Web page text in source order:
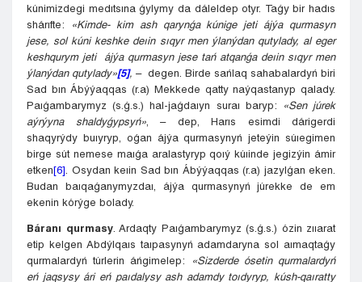
kúnimizdegi medıtsına ǵylymy da dáleldep otyr. Taǵy bir hadıs
shárıfte:
«Kimde- kim ash qarynǵa kúnige jeti ájýa qurmasyn
jese, sol kúni keshke deıin sıqyr men ýlanýdan qutylady, al eger
keshqurym jeti ájýa qurmasyn jese tań atqanǵa deıin sıqyr men
ýlanýdan qutylady»[5], – degen. Birde sańlaq sahabalardyń biri
Sad bın Ábýýaqqas (r.a) Mekkede qatty naýqastanyp qalady.
Paıǵambarymyz (s.ǵ.s.) hal-jaǵdaıyn suraı baryp:
«Sen júrek
aýrýyna shaldyǵypsyń», – dep, Harıs esimdi dárigerdi
shaqyrýdy buıyryp, oǵan ájýa qurmasynyń jeteýin súıegimen
birge sút nemese maıǵa aralastyryp qoıý kúıinde jegizýin ámir
etken[6] . Osydan keıin Sad bın Ábýýaqqas (r.a) jazylǵan eken.
Budan baıqaǵanymyzdaı, ájýa qurmasynyń júrekke de em
ekenin kórýge bolady.
Báranı qurmasy. Ardaqty Paıǵambarymyz (s.ǵ.s.) ózin zııarat
etip kelgen Abdýlqaıs taıpasynyń adamdaryna sol aımaqtaǵy
qurmalardyń túrlerin áńgimelep: «Sizderde ósetin qurmalardyń
eń jaqsysy ári eń paıdalysy ash adamdy toıdyryp, kúsh-qaıratty